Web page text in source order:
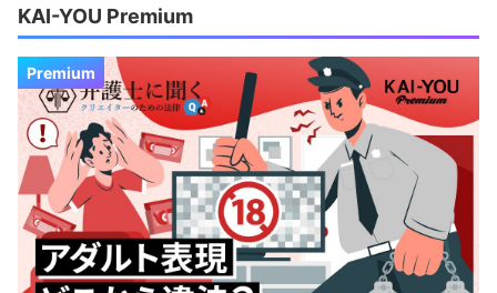
KAI-YOU Premium
Premium